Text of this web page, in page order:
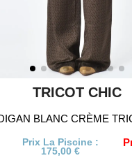
TRICOT CHIC
BLANC CRÈME
Prix La Piscine :
175,00 €